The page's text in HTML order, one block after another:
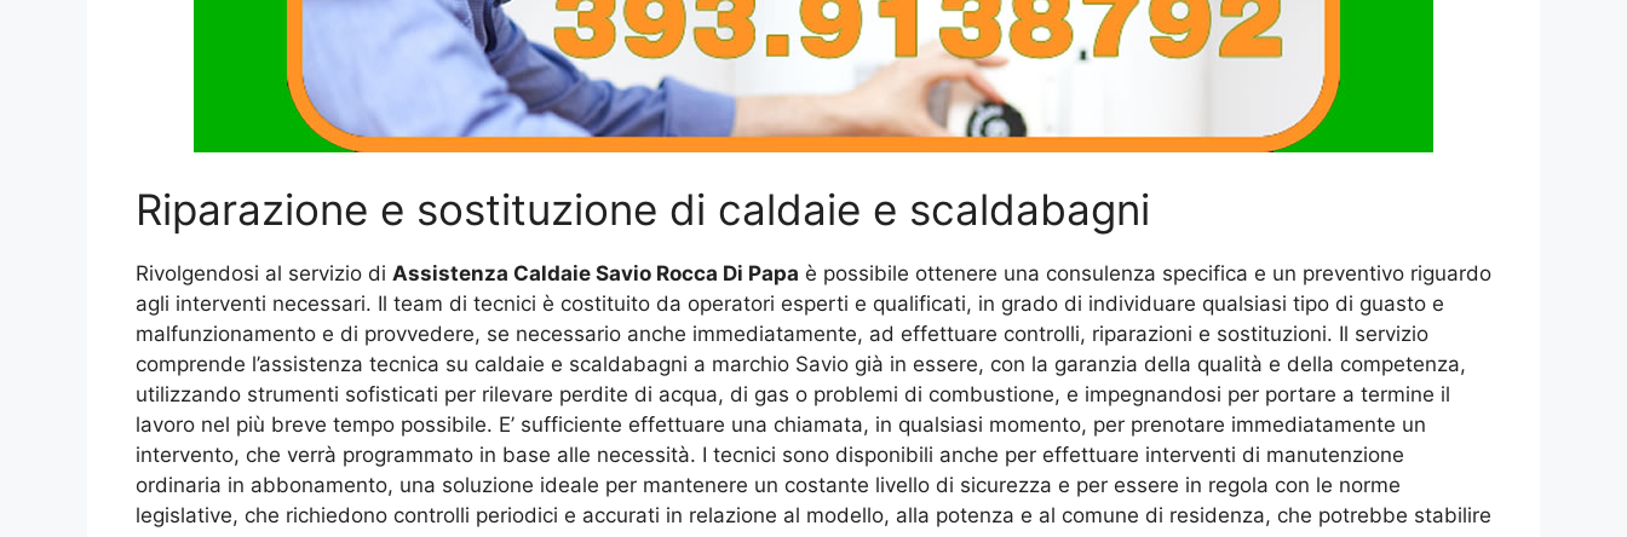
Riparazione e sostituzione di caldaie e scaldabagni
Rivolgendosi al servizio di Assistenza Caldaie Savio Rocca Di Papa è possibile ottenere una consulenza specifica e un preventivo riguardo
agli interventi necessari. Il team di tecnici è costituito da operatori esperti e qualificati, in grado di individuare qualsiasi tipo di guasto e
malfunzionamento e di provvedere, se necessario anche immediatamente, ad effettuare controlli, riparazioni e sostituzioni. Il servizio
comprende l’assistenza tecnica su caldaie e scaldabagni a marchio Savio già in essere, con la garanzia della qualità e della competenza,
utilizzando strumenti sofisticati per rilevare perdite di acqua, di gas o problemi di combustione, e impegnandosi per portare a termine il
lavoro nel più breve tempo possibile. E’ sufficiente effettuare una chiamata, in qualsiasi momento, per prenotare immediatamente un
intervento, che verrà programmato in base alle necessità. I tecnici sono disponibili anche per effettuare interventi di manutenzione
ordinaria in abbonamento, una soluzione ideale per mantenere un costante livello di sicurezza e per essere in regola con le norme
legislative, che richiedono controlli periodici e accurati in relazione al modello, alla potenza e al comune di residenza, che potrebbe stabilire